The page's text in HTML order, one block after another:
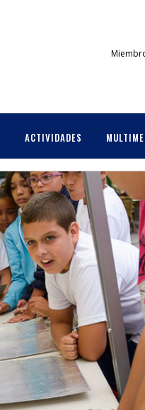
ACTIVIDADES